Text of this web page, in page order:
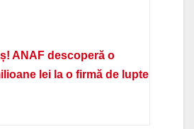
ANAF descoperă o
lei la o firmă de lupte